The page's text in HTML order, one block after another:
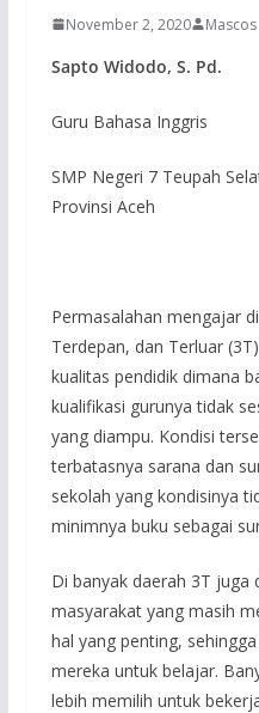
November 2, 2020 Mascos
Sapto Widodo, S. Pd.
Guru Bahasa Inggris
SMP Negeri 7 Teupah
Provinsi Aceh
Permasalahan mengajar
Terdepan, dan Terluar
kualitas pendidik dimana
kualifikasi gurunya tidak
yang diampu. Kondisi
terbatasnya sarana dan
sekolah yang kondisinya
minimnya buku sebagai
Di banyak daerah 3T
masyarakat yang masih
hal yang penting,
mereka untuk belajar.
lebih memilih untuk